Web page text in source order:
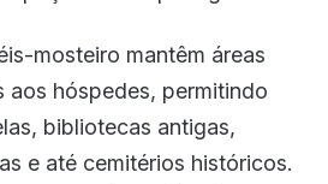
mosteiro mantêm áreas
aos hóspedes, permitindo
bibliotecas antigas,
e até cemitérios históricos.